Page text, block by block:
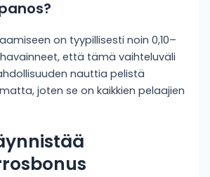
on tyypillisesti noin 0,10–
että tämä vaihteluväli
nauttia pelistä
joten se on kaikkien pelaajien